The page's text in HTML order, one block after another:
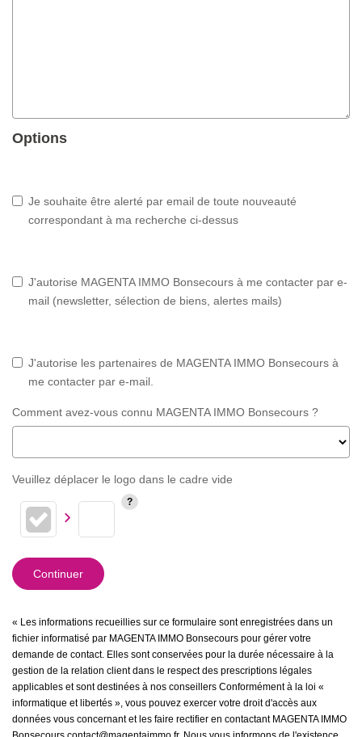
Options
Je souhaite être alerté par email de toute nouveauté
correspondant à ma recherche ci-dessus
J'autorise MAGENTA IMMO Bonsecours à me contacter par e-
mail (newsletter, sélection de biens, alertes mails)
J'autorise les partenaires de MAGENTA IMMO Bonsecours à
me contacter par e-mail.
Comment avez-vous connu MAGENTA IMMO Bonsecours ?
Veuillez déplacer le logo dans le cadre vide
Continuer
« Les informations recueillies sur ce formulaire sont enregistrées dans un
fichier informatisé par MAGENTA IMMO Bonsecours pour gérer votre
demande de contact. Elles sont conservées pour la durée nécessaire à la
gestion de la relation client dans le respect des prescriptions légales
applicables et sont destinées à nos conseillers Conformément à la loi «
informatique et libertés », vous pouvez exercer votre droit d'accès aux
données vous concernant et les faire rectifier en contactant MAGENTA IMMO